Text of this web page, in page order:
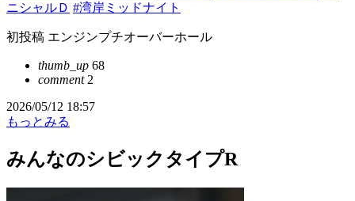
ニシャルＤ #湾岸ミッドナイト
初投稿 エンジンプチオーバーホール
thumb_up 68
comment2
2026/05/12 18:57
もっとみる
みんなのシビックタイプR